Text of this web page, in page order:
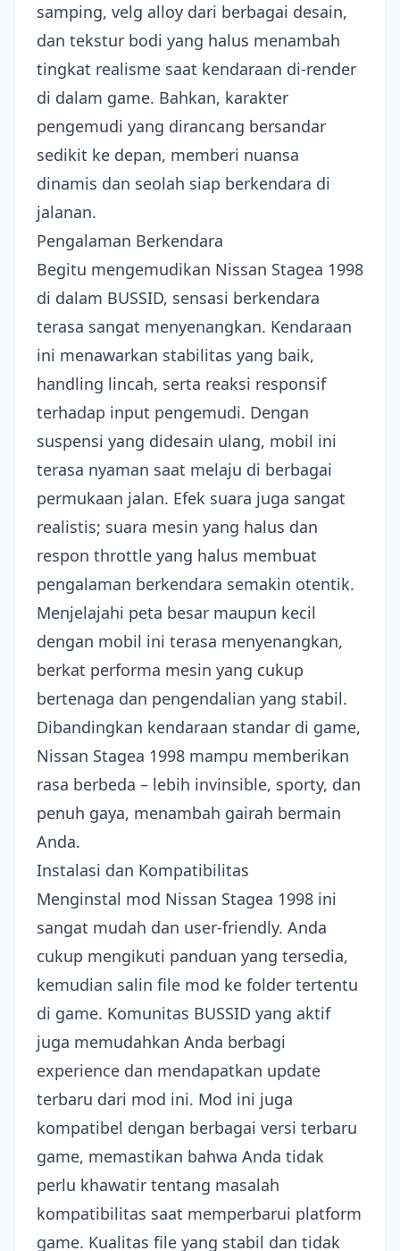
samping, velg alloy dari berbagai desain,
dan tekstur bodi yang halus menambah
tingkat realisme saat kendaraan di-render
di dalam game. Bahkan, karakter
pengemudi yang dirancang bersandar
sedikit ke depan, memberi nuansa
dinamis dan seolah siap berkendara di
jalanan.
Pengalaman Berkendara
Begitu mengemudikan Nissan Stagea 1998
di dalam BUSSID, sensasi berkendara
terasa sangat menyenangkan. Kendaraan
ini menawarkan stabilitas yang baik,
handling lincah, serta reaksi responsif
terhadap input pengemudi. Dengan
suspensi yang didesain ulang, mobil ini
terasa nyaman saat melaju di berbagai
permukaan jalan. Efek suara juga sangat
realistis; suara mesin yang halus dan
respon throttle yang halus membuat
pengalaman berkendara semakin otentik.
Menjelajahi peta besar maupun kecil
dengan mobil ini terasa menyenangkan,
berkat performa mesin yang cukup
bertenaga dan pengendalian yang stabil.
Dibandingkan kendaraan standar di game,
Nissan Stagea 1998 mampu memberikan
rasa berbeda – lebih invinsible, sporty, dan
penuh gaya, menambah gairah bermain
Anda.
Instalasi dan Kompatibilitas
Menginstal mod Nissan Stagea 1998 ini
sangat mudah dan user-friendly. Anda
cukup mengikuti panduan yang tersedia,
kemudian salin file mod ke folder tertentu
di game. Komunitas BUSSID yang aktif
juga memudahkan Anda berbagi
experience dan mendapatkan update
terbaru dari mod ini. Mod ini juga
kompatibel dengan berbagai versi terbaru
game, memastikan bahwa Anda tidak
perlu khawatir tentang masalah
kompatibilitas saat memperbarui platform
game. Kualitas file yang stabil dan tidak